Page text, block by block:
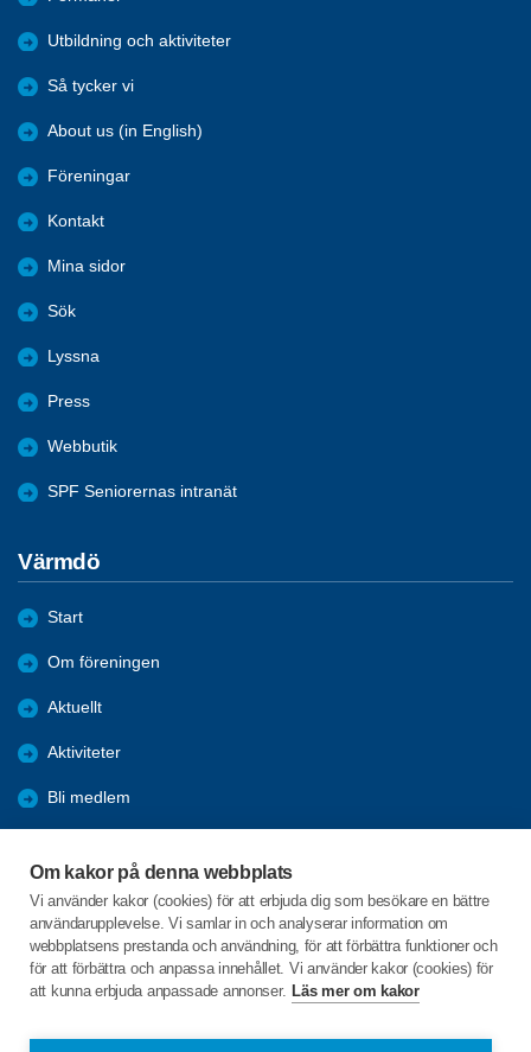
Om kakor på denna webbplats
Vi använder kakor (cookies) för att erbjuda dig som besökare en bättre
användarupplevelse. Vi samlar in och analyserar information om
webbplatsens prestanda och användning, för att förbättra funktioner och
för att förbättra och anpassa innehållet. Vi använder kakor (cookies) för
att kunna erbjuda anpassade annonser. Läs mer om kakor
Utbildning och aktiviteter
Så tycker vi
About us (in English)
Föreningar
Kontakt
Mina sidor
Sök
Lyssna
Press
Webbutik
SPF Seniorernas intranät
Värmdö
Start
Om föreningen
Aktuellt
Aktiviteter
Bli medlem
Samarbetsorgan
Tillbakablick
C/o:Barbro Rohdin